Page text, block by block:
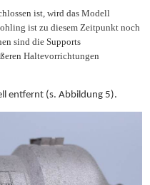
ist, wird das Modell
ist zu diesem Zeitpunkt noch
sind die Supports
Haltevorrichtungen
entfernt (s. Abbildung 5).